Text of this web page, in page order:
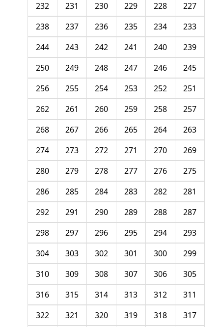
227
228
229
230
231
232
233
234
235
236
237
238
239
240
241
242
243
244
245
246
247
248
249
250
251
252
253
254
255
256
257
258
259
260
261
262
263
264
265
266
267
268
269
270
271
272
273
274
275
276
277
278
279
280
281
282
283
284
285
286
287
288
289
290
291
292
293
294
295
296
297
298
299
300
301
302
303
304
305
306
307
308
309
310
311
312
313
314
315
316
317
318
319
320
321
322